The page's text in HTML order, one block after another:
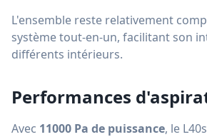
L'ensemble reste relativement
système tout-en-un, facilitant son
différents intérieurs.
Performances
Avec 11000 Pa de puissance, le